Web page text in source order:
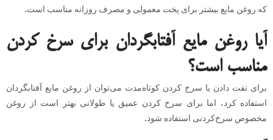
که روغن مایع بیشتر برای پخت معمولی و مصرف روزانه مناسب است.
آیا روغن مایع آفتابگردان برای سرخ کردن
مناسب است؟
برای تفت دادن یا سرخ کردن کوتاه‌مدت می‌توان از روغن مایع آفتابگردان
استفاده کرد، اما برای سرخ کردن عمیق یا طولانی بهتر است از روغن
مخصوص سرخ‌کردنی استفاده شود.